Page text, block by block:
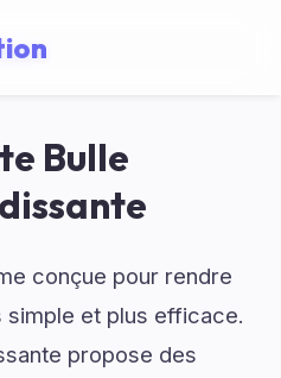
Bulle
conçue pour rendre
et plus efficace.
propose des